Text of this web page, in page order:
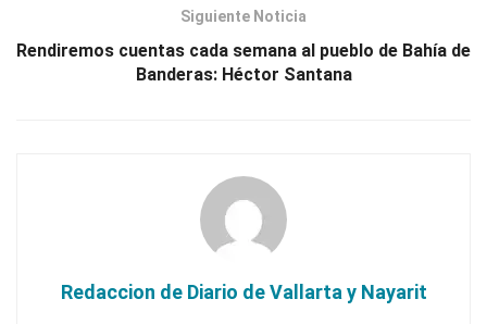
Siguiente Noticia
Rendiremos cuentas cada semana al pueblo de Bahía de
Banderas: Héctor Santana
Redaccion de Diario de Vallarta y Nayarit